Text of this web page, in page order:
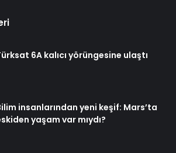
6A kalıcı yörüngesine ulaştı
insanlarından yeni keşif: Mars’ta
yaşam var mıydı?